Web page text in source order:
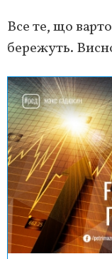
Все те, що
бережуть.